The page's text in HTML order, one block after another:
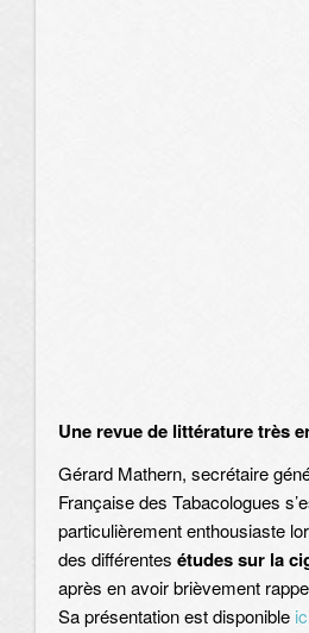
Une revue de littérature très
Gérard Mathern, secrétaire
Française des Tabacologues
particulièrement enthousiaste
des différentes études sur la
après en avoir brièvement
Sa présentation est disponible